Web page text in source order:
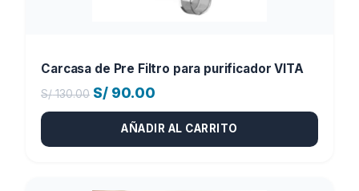
Carcasa de Pre Filtro para purificador VITA
S/130.00 El
precio
original
S/ 90.00
precio
actual
AÑADIR AL CARRITO